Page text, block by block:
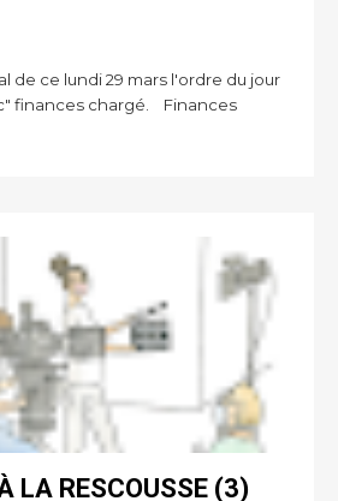
de ce lundi 29 mars l'ordre du jour
finances chargé. Finances
LA RESCOUSSE (3)